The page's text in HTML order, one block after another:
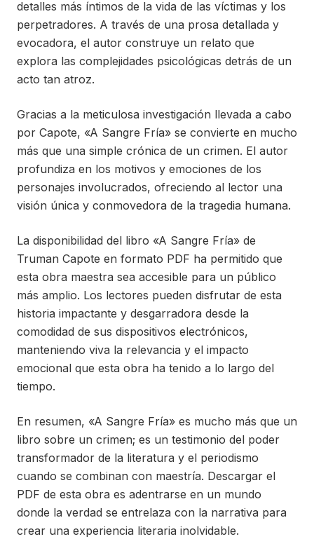
detalles más íntimos de la vida de las víctimas y los
perpetradores. A través de una prosa detallada y
evocadora, el autor construye un relato que
explora las complejidades psicológicas detrás de un
acto tan atroz.
Gracias a la meticulosa investigación llevada a cabo
por Capote, «A Sangre Fría» se convierte en mucho
más que una simple crónica de un crimen. El autor
profundiza en los motivos y emociones de los
personajes involucrados, ofreciendo al lector una
visión única y conmovedora de la tragedia humana.
La disponibilidad del libro «A Sangre Fría» de
Truman Capote en formato PDF ha permitido que
esta obra maestra sea accesible para un público
más amplio. Los lectores pueden disfrutar de esta
historia impactante y desgarradora desde la
comodidad de sus dispositivos electrónicos,
manteniendo viva la relevancia y el impacto
emocional que esta obra ha tenido a lo largo del
tiempo.
En resumen, «A Sangre Fría» es mucho más que un
libro sobre un crimen; es un testimonio del poder
transformador de la literatura y el periodismo
cuando se combinan con maestría. Descargar el
PDF de esta obra es adentrarse en un mundo
donde la verdad se entrelaza con la narrativa para
crear una experiencia literaria inolvidable.